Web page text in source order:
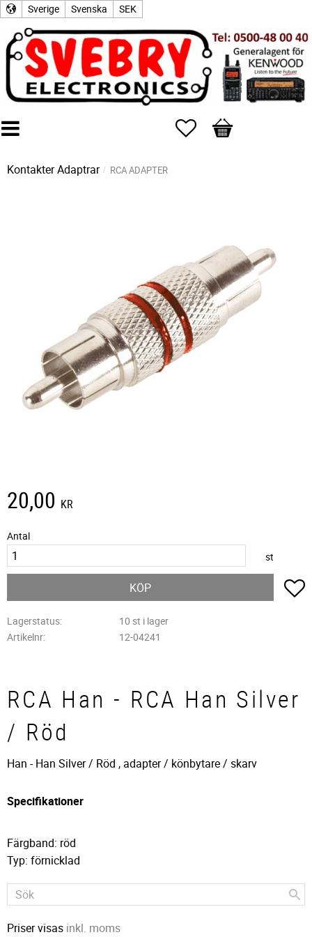
Sverige Svenska SEK
Favoriter
Kundvagn
KontakterAdaptrar RCA ADAPTER
20,00 KR
Antal
st
KÖP
Lagerstatus
10 st i lager
Artikelnr
12-04241
RCA Han - RCA Han Silver
/ Röd
Han - Han Silver / Röd , adapter / könbytare / skarv
Specifikationer
Färgband: röd
Typ: förnicklad
Priser visas inkl. moms